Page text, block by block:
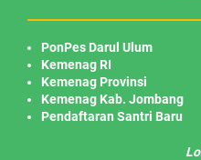
PonPes Darul Ulum
Kemenag RI
Kemenag Provinsi
Kemenag Kab. Jombang
Pendaftaran Santri Baru